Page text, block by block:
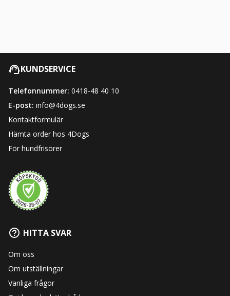
KUNDSERVICE
Telefonnummer: 0418-48 40 10
E-post: info@4dogs.se
Kontaktformulär
Hämta order hos 4Dogs
För hundfrisörer
HITTA SVAR
Om oss
Om utställningar
Vanliga frågor